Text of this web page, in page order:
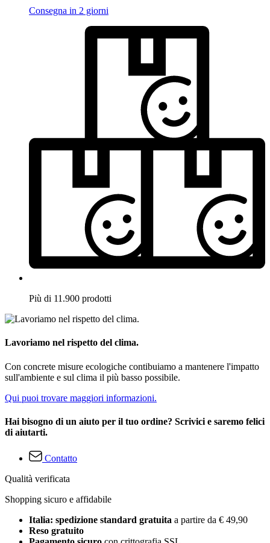
Consegna in 2 giorni
Più di 11.900 prodotti
Lavoriamo nel rispetto del clima.
Con concrete misure ecologiche contibuiamo a mantenere l'impatto
sull'ambiente e sul clima il più basso possibile.
Qui puoi trovare maggiori informazioni.
Hai bisogno di un aiuto per il tuo ordine? Scrivici e saremo felici
di aiutarti.
Contatto
Qualità verificata
Shopping sicuro e affidabile
Italia: spedizione standard gratuita a partire da € 49,90
Reso gratuito